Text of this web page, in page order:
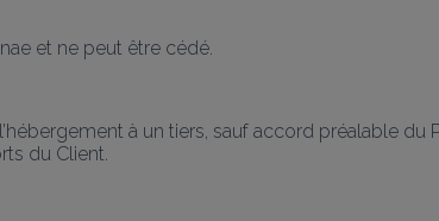
et ne peut être cédé.
à un tiers, sauf accord préalable
du Client.